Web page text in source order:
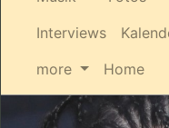
Interviews
more
Home